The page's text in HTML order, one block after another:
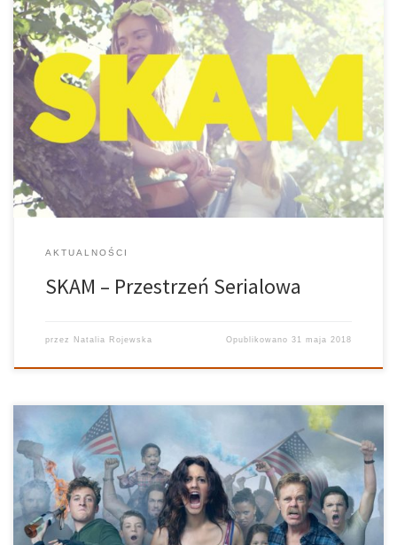
Przestrzeń Serialowa – 22.01.2018 Prowadzi: Natalia Rojewska,
Rafał Król Realizuje: Paweł Grendysa Grafika: Kuba Siedlecki
SKAM, w dosłownym tłumaczeniu – wstyd, to niskobudżetowa
produkcja skierowana do norweskiej młodzieży w wieku
szesnastu lat. Jest to jednak krzywdzące uogólnienie. Zaskoczyła
ona wszystkich, […]
AKTUALNOŚCI
SKAM – Przestrzeń Serialowa
przez Natalia Rojewska Opublikowano31 maja 2018
Przestrzeń Serialowa – 15.01.2018 Prowadzi: Natalia Rojewska,
Rafał Król Realizuje: Paweł Grendysa Grafika: Kuba Siedlecki
Wydawać by się mogło, że każdy remake z góry skazany jest na
porażkę – rzadko kiedy dorównuje oryginalnej wersji. Jeszcze